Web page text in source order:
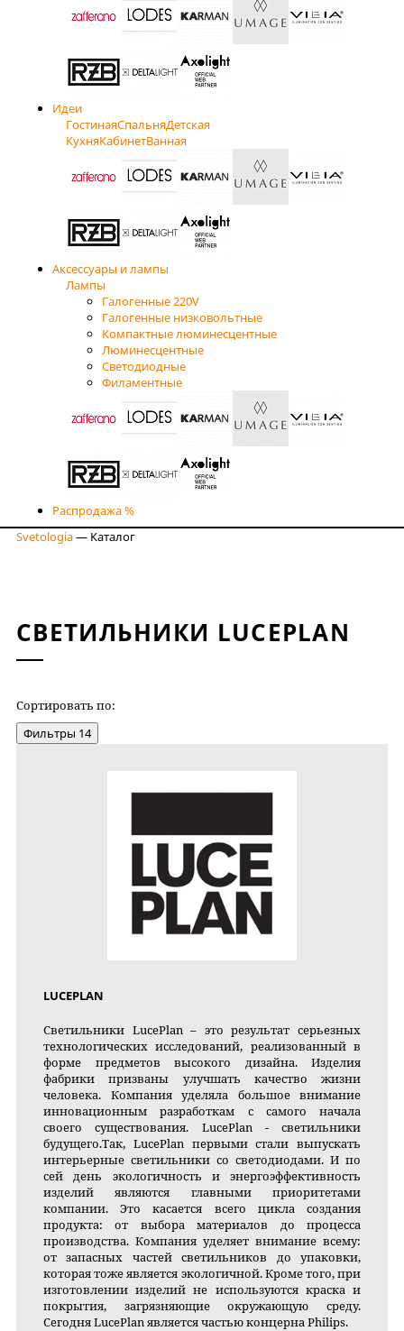
Идеи
ГостинаяСпальняДетская
КухняКабинетВанная
Аксессуары и лампы
Лампы
Галогенные 220V
Галогенные низковольтные
Компактные люминесцентные
Люминесцентные
Светодиодные
Филаментные
Распродажа %
Svetologia— Каталог
СВЕТИЛЬНИКИ LUCEPLAN
Сортировать по:
Фильтры 14
LUCEPLAN
Светильники LucePlan – это результат серьезных
технологических исследований, реализованный в
форме предметов высокого дизайна. Изделия
фабрики призваны улучшать качество жизни
человека. Компания уделяла большое внимание
инновационным разработкам с самого начала
своего существования. LucePlan - светильники
будущего.Так, LucePlan первыми стали выпускать
интерьерные светильники со светодиодами. И по
сей день экологичность и энергоэффективность
изделий являются главными приоритетами
компании. Это касается всего цикла создания
продукта: от выбора материалов до процесса
производства. Компания уделяет внимание всему:
от запасных частей светильников до упаковки,
которая тоже является экологичной. Кроме того, при
изготовлении изделий не используются краска и
покрытия, загрязняющие окружающую среду.
Сегодня LucePlan является частью концерна Philips.